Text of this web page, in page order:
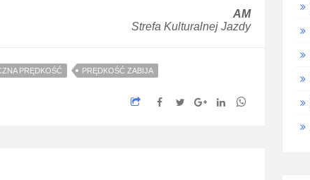
AM
Strefa Kulturalnej Jazdy
PRĘDKOŚĆ
PRĘDKOŚĆ ZABIJA